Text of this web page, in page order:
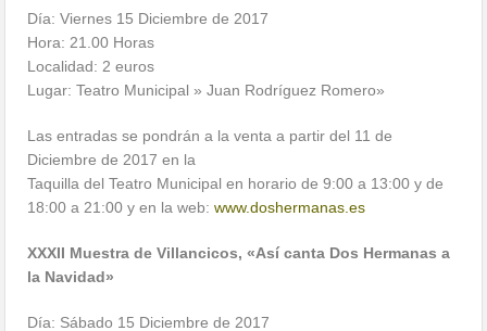
Día: Viernes 15 Diciembre de 2017
Hora: 21.00 Horas
Localidad: 2 euros
Lugar: Teatro Municipal » Juan Rodríguez Romero»
Las entradas se pondrán a la venta a partir del 11 de
Diciembre de 2017 en la
Taquilla del Teatro Municipal en horario de 9:00 a 13:00 y de
18:00 a 21:00 y en la web:www.doshermanas.es
XXXII Muestra de Villancicos, «Así canta Dos Hermanas a
la Navidad»
Día: Sábado 15 Diciembre de 2017